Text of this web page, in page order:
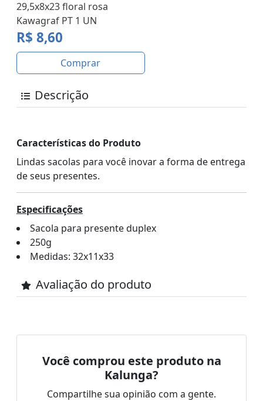
29,5x8x23 floral rosa
Kawagraf PT 1 UN
R$ 8,60
Comprar
Descrição
Características do Produto
Lindas sacolas para você inovar a forma de entrega
de seus presentes.
Especificações
Sacola para presente duplex
250g
Medidas: 32x11x33
Avaliação do produto
Você comprou este produto na
Kalunga?
Compartilhe sua opinião com a gente.